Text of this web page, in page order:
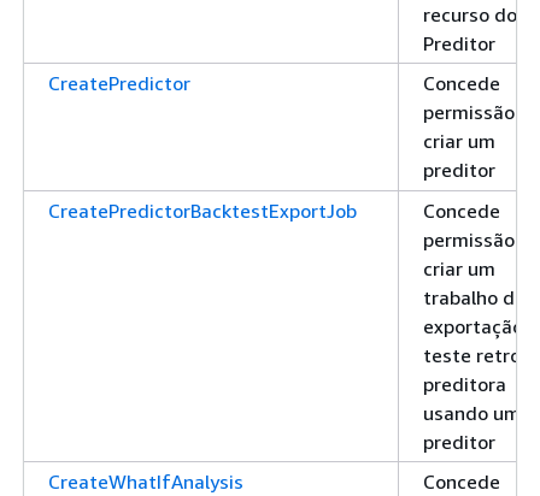
recurso do
Preditor
CreatePredictor
Concede
permissão
criar um
preditor
CreatePredictorBacktestExportJob
Concede
permissão
criar um
trabalho de
exportação
teste
preditora
usando um
preditor
CreateWhatIfAnalysis
Concede